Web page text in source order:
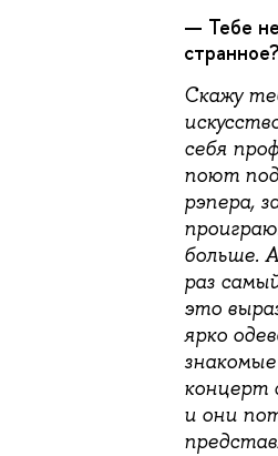
— Тебе
Скажу
себя
поют под
рэпера,
больше.
раз
это
ярко
концерт
и они